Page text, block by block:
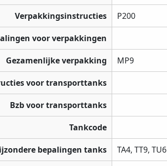
Verpakkingsinstructies P200
voor verpakkingen
Gezamenlijke verpakking MP9
voor transporttanks
Bzb voor transporttanks
Tankcode
bepalingen tanks TA4, TT9, TU6